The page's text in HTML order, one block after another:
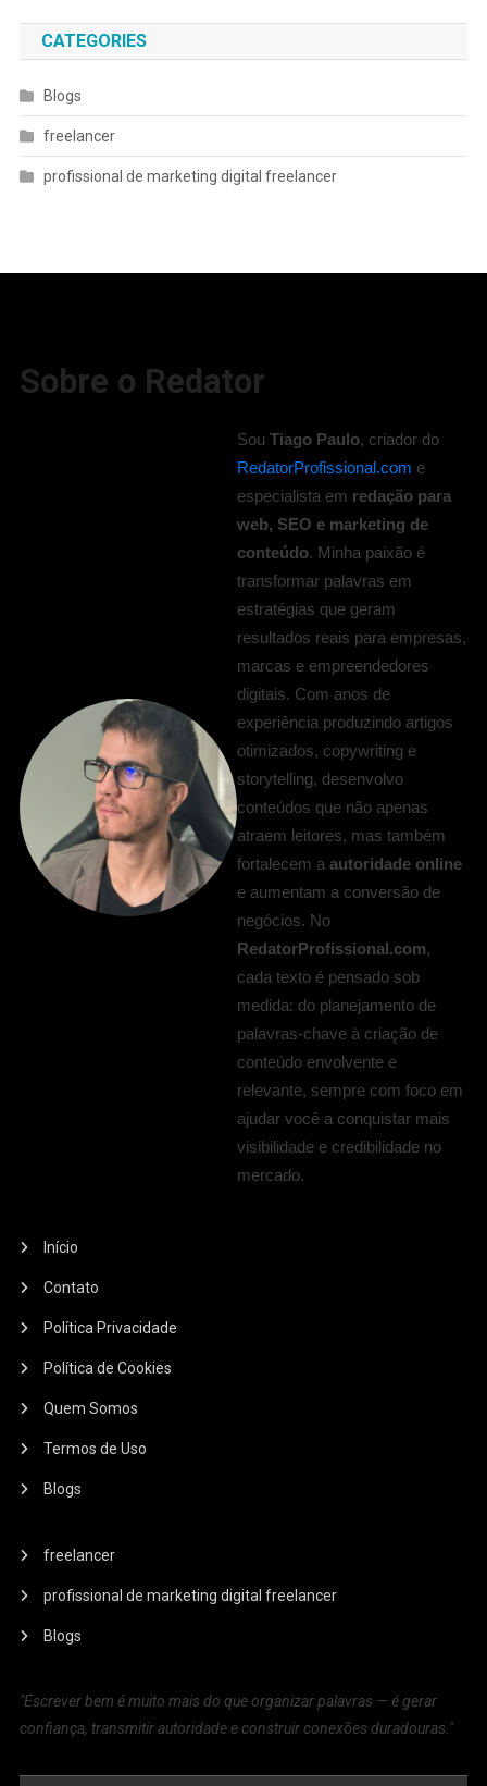
CATEGORIES
Blogs
freelancer
profissional de marketing digital freelancer
Sobre o Redator
SouTiago Paulo, criador do
RedatorProfissional.com e
especialista em redação para
web, SEO e marketing de
conteúdo. Minha paixão é
transformar palavras em
estratégias que geram
resultados reais para empresas,
marcas e empreendedores
digitais. Com anos de
experiência produzindo artigos
otimizados, copywriting e
storytelling, desenvolvo
conteúdos que não apenas
atraem leitores, mas também
fortalecem aautoridade online
e aumentam a conversão de
negócios. No
RedatorProfissional.com,
cada texto é pensado sob
medida: do planejamento de
palavras-chave à criação de
conteúdo envolvente e
relevante, sempre com foco em
ajudar você a conquistar mais
visibilidade e credibilidade no
mercado.
Início
Contato
Política Privacidade
Política de Cookies
Quem Somos
Termos de Uso
Blogs
freelancer
profissional de marketing digital freelancer
Blogs
"Escrever bem é muito mais do que organizar palavras — é gerar
confiança, transmitir autoridade e construir conexões duradouras."